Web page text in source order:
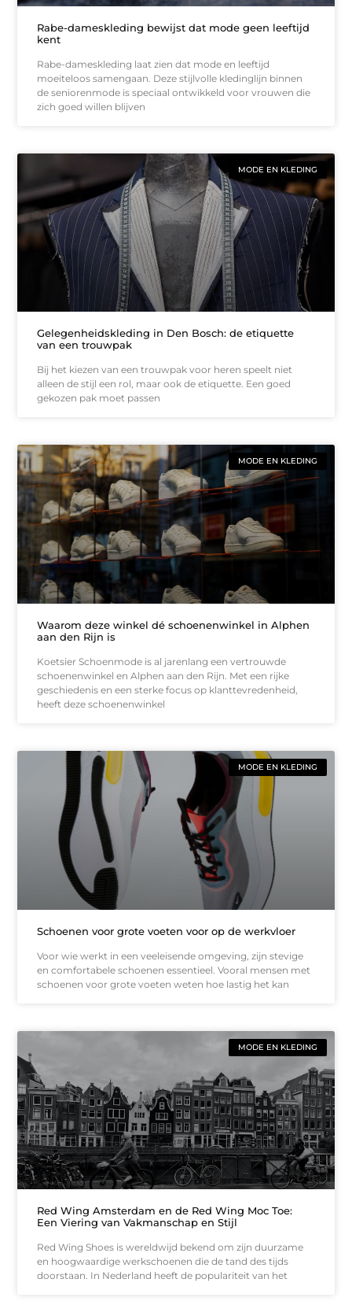
Rabe-dameskleding bewijst dat mode geen leeftijd
kent
Rabe-dameskleding laat zien dat mode en leeftijd
moeiteloos samengaan. Deze stijlvolle kledinglijn binnen
de seniorenmode is speciaal ontwikkeld voor vrouwen die
zich goed willen blijven
MODE EN KLEDING
Gelegenheidskleding in Den Bosch: de etiquette
van een trouwpak
Bij het kiezen van een trouwpak voor heren speelt niet
alleen de stijl een rol, maar ook de etiquette. Een goed
gekozen pak moet passen
MODE EN KLEDING
Waarom deze winkel dé schoenenwinkel in Alphen
aan den Rijn is
Koetsier Schoenmode is al jarenlang een vertrouwde
schoenenwinkel en Alphen aan den Rijn. Met een rijke
geschiedenis en een sterke focus op klanttevredenheid,
heeft deze schoenenwinkel
MODE EN KLEDING
Schoenen voor grote voeten voor op de werkvloer
Voor wie werkt in een veeleisende omgeving, zijn stevige
en comfortabele schoenen essentieel. Vooral mensen met
schoenen voor grote voeten weten hoe lastig het kan
MODE EN KLEDING
Red Wing Amsterdam en de Red Wing Moc Toe:
Een Viering van Vakmanschap en Stijl
Red Wing Shoes is wereldwijd bekend om zijn duurzame
en hoogwaardige werkschoenen die de tand des tijds
doorstaan. In Nederland heeft de populariteit van het